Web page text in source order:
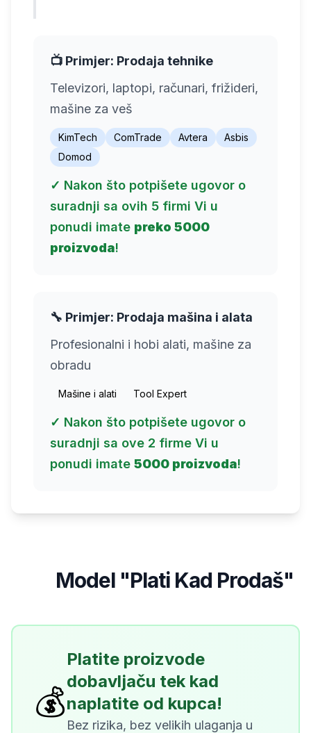
📺 Primjer: Prodaja tehnike
Televizori, laptopi, računari, frižideri,
mašine za veš
KimTech ComTrade Avtera
Asbis
Domod
✓ Nakon što potpišete ugovor o
suradnji sa ovih 5 firmi Vi u
ponudi imate preko 5000
proizvoda!
🔧 Primjer: Prodaja mašina i alata
Profesionalni i hobi alati, mašine za
obradu
Mašine i alati Tool Expert
✓ Nakon što potpišete ugovor o
suradnji sa ove 2 firme Vi u
ponudi imate 5000 proizvoda!
Model "Plati Kad Prodaš"
💰
Platite proizvode
dobavljaču tek kad
naplatite od kupca!
Bez rizika, bez velikih ulaganja u